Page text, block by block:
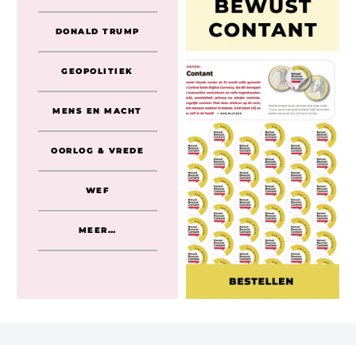
DONALD TRUMP
GEOPOLITIEK
MENS EN MACHT
OORLOG & VREDE
WEF
MEER…